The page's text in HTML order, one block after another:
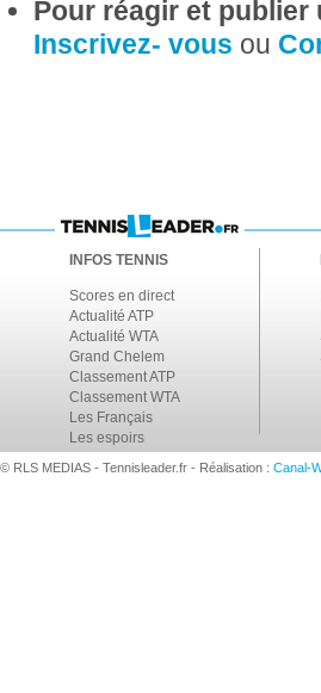
Pour réagir et
Inscrivez- vous ou
INFOS TENNIS
Scores en direct
Actualité ATP
Actualité WTA
Grand Chelem
Classement ATP
Classement WTA
Les Français
Les espoirs
© RLS MEDIAS - Tennisleader.fr - Réalisation : Canal-